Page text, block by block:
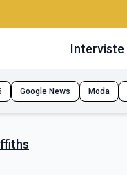
Interviste
Google News Moda